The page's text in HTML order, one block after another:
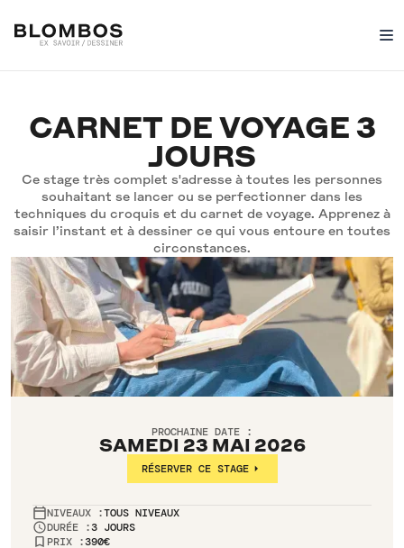
CARNET DE VOYAGE 3
JOURS
Ce stage très complet s'adresse à toutes les personnes
souhaitant se lancer ou se perfectionner dans les
techniques du croquis et du carnet de voyage. Apprenez à
saisir l’instant et à dessiner ce qui vous entoure en toutes
circonstances.
PROCHAINE DATE :
SAMEDI 23 MAI 2026
RÉSERVER CE STAGE
NIVEAUX :TOUS NIVEAUX
DURÉE :3 JOURS
PRIX :390€